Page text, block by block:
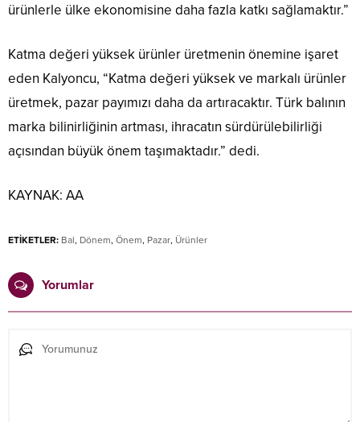
ürünlerle ülke ekonomisine daha fazla katkı sağlamaktır.”
Katma değeri yüksek ürünler üretmenin önemine işaret
eden Kalyoncu, “Katma değeri yüksek ve markalı ürünler
üretmek, pazar payımızı daha da artıracaktır. Türk balının
marka bilinirliğinin artması, ihracatın sürdürülebilirliği
açısından büyük önem taşımaktadır.” dedi.
KAYNAK: AA
ETİKETLER: Bal, Dönem, Önem, Pazar, Ürünler
Yorumlar